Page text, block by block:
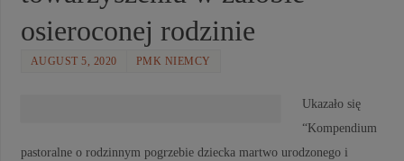
osieroconej rodzinie
AUGUST 5, 2020 PMK NIEMCY
Ukazało się
“Kompendium
pastoralne o rodzinnym pogrzebie dziecka martwo urodzonego i